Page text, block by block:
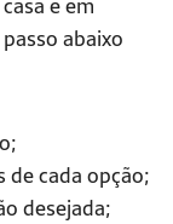
abaixo
de cada opção;
desejada;